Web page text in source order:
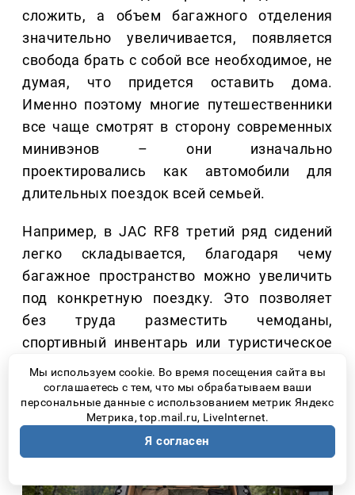
сложить, а объем багажного отделения
значительно увеличивается, появляется
свобода брать с собой все необходимое, не
думая, что придется оставить дома.
Именно поэтому многие путешественники
все чаще смотрят в сторону современных
минивэнов – они изначально
проектировались как автомобили для
длительных поездок всей семьей.
Например, в JAC RF8 третий ряд сидений
легко складывается, благодаря чему
багажное пространство можно увеличить
под конкретную поездку. Это позволяет
без труда разместить чемоданы,
спортивный инвентарь или туристическое
снаряжение.
Мы используем cookie. Во время посещения сайта вы
соглашаетесь с тем, что мы обрабатываем ваши
персональные данные с использованием метрик Яндекс
Метрика, top.mail.ru, LiveInternet.
Я согласен